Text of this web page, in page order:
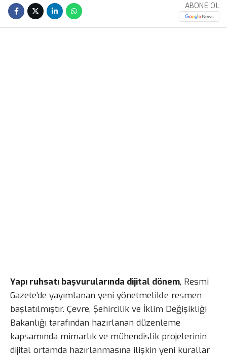
ABONE OL
Yapı ruhsatı başvurularında dijital dönem, Resmi
Gazete’de yayımlanan yeni yönetmelikle resmen
başlatılmıştır. Çevre, Şehircilik ve İklim Değişikliği
Bakanlığı tarafından hazırlanan düzenleme
kapsamında mimarlık ve mühendislik projelerinin
dijital ortamda hazırlanmasına ilişkin yeni kurallar